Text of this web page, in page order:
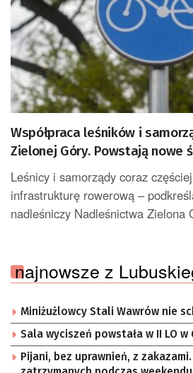
Współpraca leśników i
Zielonej Góry. Powstają nowe
Leśnicy i samorządy coraz
infrastrukturę rowerową –
nadleśniczy Nadleśnictwa Zielona
najnowsze z
Miniżużlowcy Stali Wawrów nie
Sala wyciszeń powstała w II LO w
Pijani, bez uprawnień, z